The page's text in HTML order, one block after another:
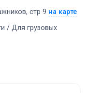
стр 9 на карте
/ Для грузовых